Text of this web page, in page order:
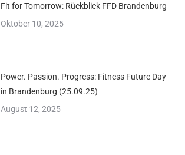
Fit for Tomorrow: Rückblick FFD Brandenburg
Oktober 10, 2025
Power. Passion. Progress: Fitness Future Day
in Brandenburg (25.09.25)
August 12, 2025